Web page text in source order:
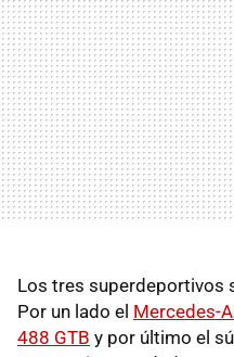
Los tres superdeportivos
Por un lado el Mercedes-
488 GTB y por último el